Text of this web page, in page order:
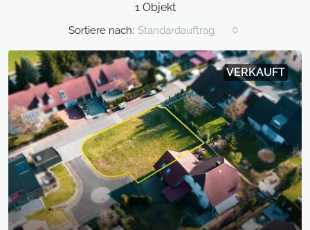
1 Objekt
Sortiere nach: Standardauftrag
VERKAUFT